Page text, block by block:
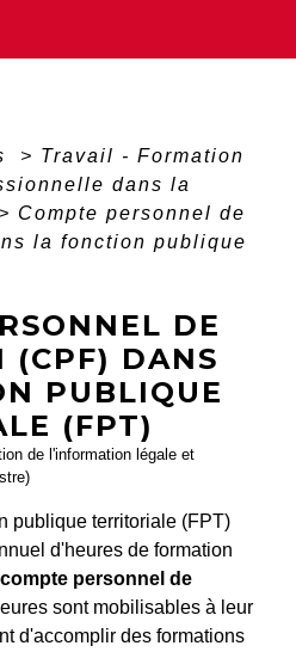
> Travail - Formation
dans la
> Compte personnel de
la fonction publique
DE
(CPF) DANS
PUBLIQUE
(FPT)
de l'information légale et
publique territoriale (FPT)
d'heures de formation
compte personnel de
sont mobilisables à leur
d'accomplir des formations